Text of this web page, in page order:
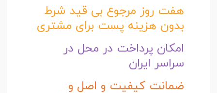
هفت روز مرجوع بی قید شرط
بدون هزینه پست برای مشتری
امکان پرداخت در محل در
سراسر ایران
ضمانت کیفیت و اصل و